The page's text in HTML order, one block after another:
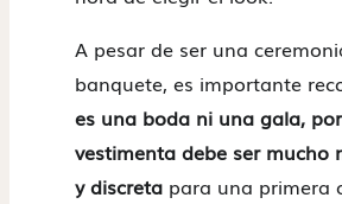
A pesar de ser una
banquete, es importante
es una boda ni una gala,
vestimenta debe ser mucho
y discreta para una primera